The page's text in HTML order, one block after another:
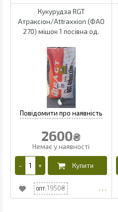
Кукурудза RGT
Атраксіон/Attraxxion (ФАО
270) мішок 1 посівна од.
2600₴
1950